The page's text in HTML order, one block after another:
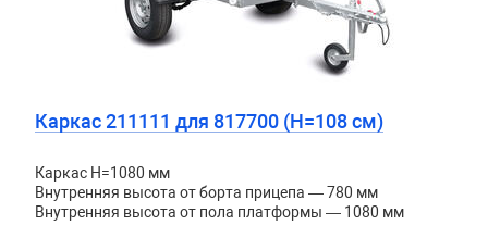
Каркас 211111 для 817700 (H=108 см)
Каркас H=1080 мм
Внутренняя высота от борта прицепа — 780 мм
Внутренняя высота от пола платформы — 1080 мм